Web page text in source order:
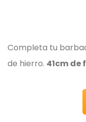
Completa tu
de hierro. 41cm de